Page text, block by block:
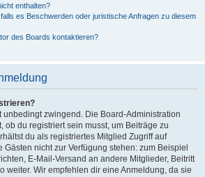
enthalten?
es Beschwerden oder juristische Anfragen zu diesem
des Boards kontaktieren?
unbedingt zwingend. Die Board-Administration
ob du registriert sein musst, um Beiträge zu
du als registriertes Mitglied Zugriff auf
nicht zur Verfügung stehen: zum Beispiel
E-Mail-Versand an andere Mitglieder, Beitritt
weiter. Wir empfehlen dir eine Anmeldung, da sie